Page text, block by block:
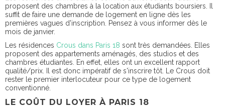
proposent des chambres à la location aux étudiants boursiers. Il
suffit de faire une demande de logement en ligne dès les
premières vagues d'inscription. Pensez à vous informer dès le
mois de janvier.
Les résidences Crous dans Paris 18 sont très demandées. Elles
proposent des appartements aménagés, des studios et des
chambres étudiantes. En effet, elles ont un excellent rapport
qualité/prix. Il est donc impératif de s'inscrire tôt. Le Crous doit
rester le premier interlocuteur pour ce type de logement
conventionné.
LE COÛT DU LOYER À PARIS 18